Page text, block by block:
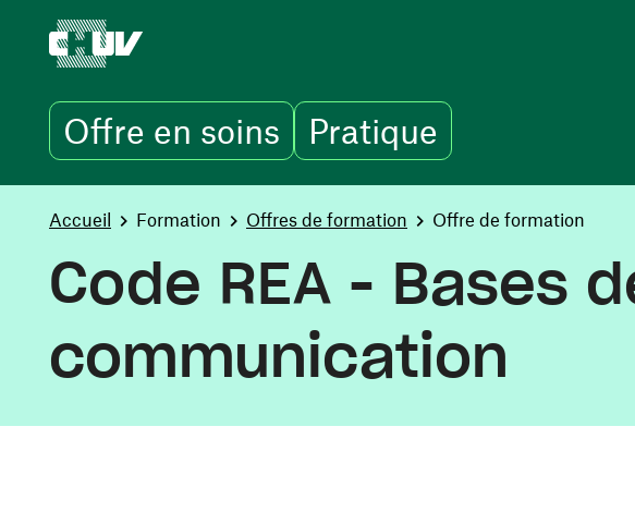
Offre en soins Pratique
You are here:
Accueil Formation Offres de formation Offre de formation
Code REA - Bases
communication